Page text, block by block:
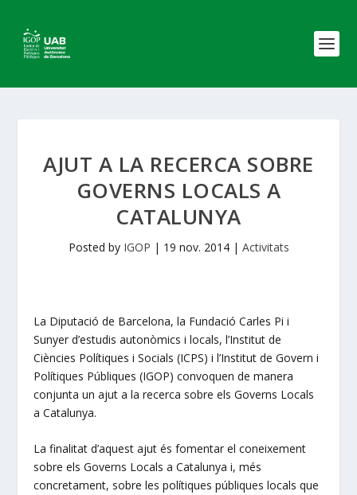
AJUT A LA RECERCA SOBRE
GOVERNS LOCALS A
CATALUNYA
Posted by IGOP | 19 nov. 2014| Activitats
La Diputació de Barcelona, la Fundació Carles Pi i
Sunyer d’estudis autonòmics i locals, l’Institut de
Ciències Polítiques i Socials (ICPS) i l’Institut de Govern i
Polítiques Públiques (IGOP) convoquen de manera
conjunta un ajut a la recerca sobre els Governs Locals
a Catalunya.
La finalitat d’aquest ajut és fomentar el coneixement
sobre els Governs Locals a Catalunya i, més
concretament, sobre les polítiques públiques locals que